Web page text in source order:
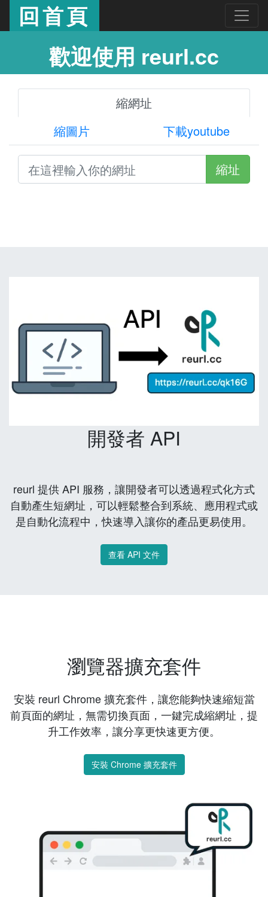
回首頁
歡迎使用 reurl.cc
縮網址
縮圖片
下載youtube
縮址
開發者 API
reurl 提供 API 服務，讓開發者可以透過程式化方式
自動產生短網址，可以輕鬆整合到系統、應用程式或
是自動化流程中，快速導入讓你的產品更易使用。
查看 API 文件
瀏覽器擴充套件
安裝 reurl Chrome 擴充套件，讓您能夠快速縮短當
前頁面的網址，無需切換頁面，一鍵完成縮網址，提
升工作效率，讓分享更快速更方便。
安裝 Chrome 擴充套件